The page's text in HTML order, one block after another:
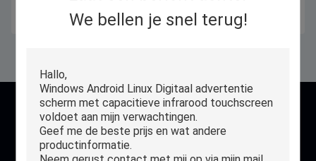
We bellen je snel terug!
Krijg Beste Prijs
Onderwijsstudent FHD
Krijg Beste Prijs
contact